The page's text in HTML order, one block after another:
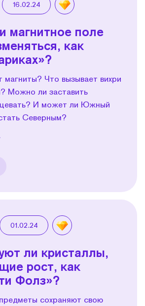
16.02.24
магнитное поле
как
магниты? Что вызывает вихри
Можно ли заставить
И может ли Южный
Северным?
01.02.24
ли кристаллы,
рост, как
Фолз»?
сохраняют свою